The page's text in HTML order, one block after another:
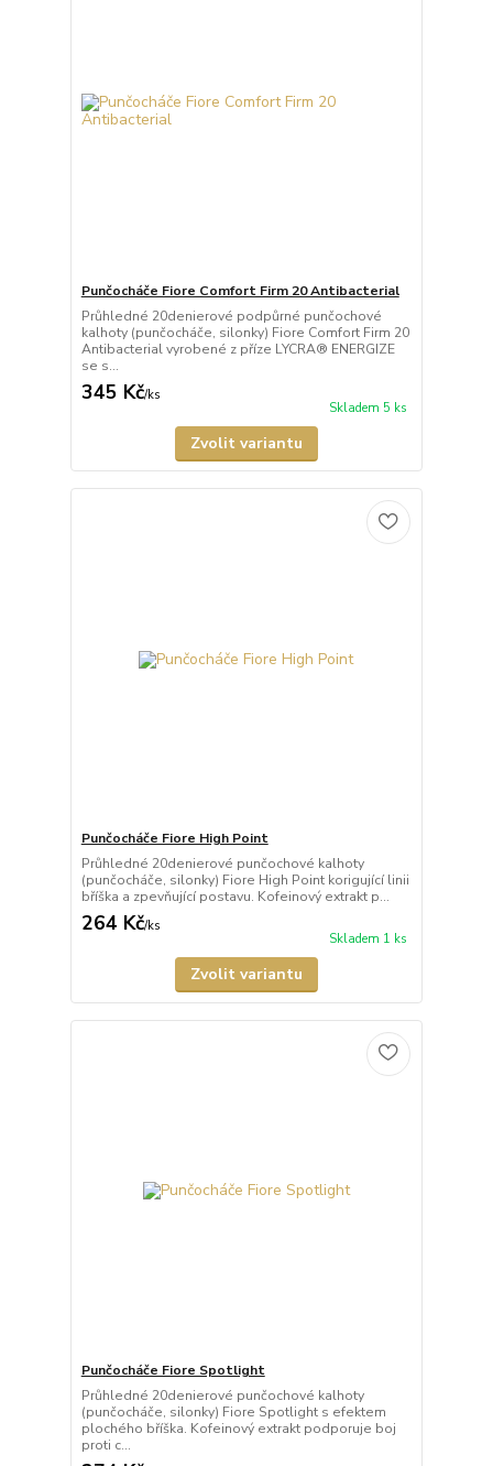
Punčocháče Fiore Comfort Firm 20 Antibacterial
Průhledné 20denierové podpůrné punčochové
kalhoty (punčocháče, silonky) Fiore Comfort Firm 20
Antibacterial vyrobené z příze LYCRA® ENERGIZE
se s...
345 Kč/ks
Skladem 5 ks
Zvolit variantu
Punčocháče Fiore High Point
Průhledné 20denierové punčochové kalhoty
(punčocháče, silonky) Fiore High Point korigující linii
bříška a zpevňující postavu. Kofeinový extrakt p...
264 Kč/ks
Skladem 1 ks
Zvolit variantu
Punčocháče Fiore Spotlight
Průhledné 20denierové punčochové kalhoty
(punčocháče, silonky) Fiore Spotlight s efektem
plochého bříška. Kofeinový extrakt podporuje boj
proti c...